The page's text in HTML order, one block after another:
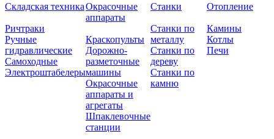
Складская техника
Ричтраки
Ручные
гидравлические
Самоходные
Электроштабелеры
Окрасочные
аппараты
Краскопульты
Дорожно-
разметочные
машины
Окрасочные
аппараты и
агрегаты
Шпаклевочные
станции
Станки
Станки по
металлу
Станки по
дереву
Станки по
камню
Отопление
Камины
Котлы
Печи